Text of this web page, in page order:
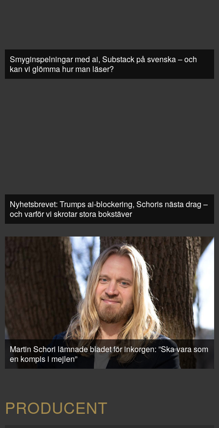
Smyginspelningar med ai, Substack på svenska – och
kan vi glömma hur man läser?
Nyhetsbrevet: Trumps ai-blockering, Schoris nästa drag –
och varför vi skrotar stora bokstäver
Martin Schori lämnade bladet för inkorgen: ”Ska vara som
en kompis i mejlen”
PRODUCENT